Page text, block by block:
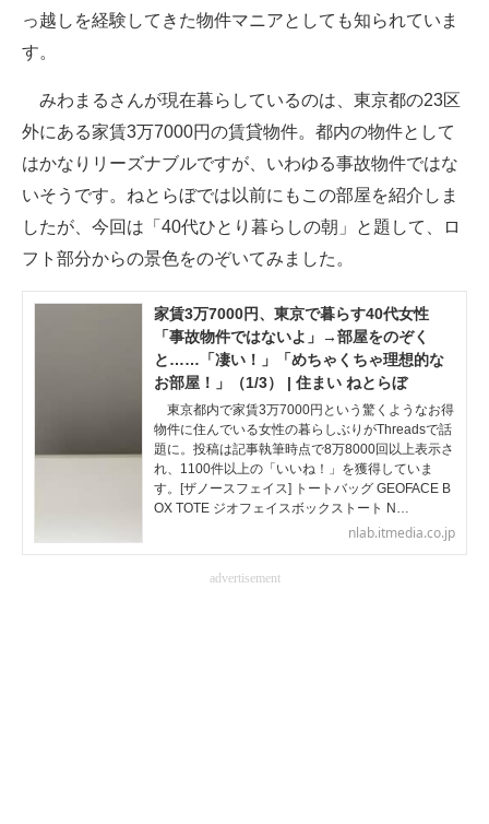
っ越しを経験してきた物件マニアとしても知られていま
す。
みわまるさんが現在暮らしているのは、東京都の23区
外にある家賃3万7000円の賃貸物件。都内の物件として
はかなりリーズナブルですが、いわゆる事故物件ではな
いそうです。ねとらぼでは以前にもこの部屋を紹介しま
したが、今回は「40代ひとり暮らしの朝」と題して、ロ
フト部分からの景色をのぞいてみました。
家賃3万7000円、東京で暮らす40代女性
「事故物件ではないよ」→部屋をのぞく
と……「凄い！」「めちゃくちゃ理想的な
お部屋！」（1/3） | 住まい ねとらぼ
東京都内で家賃3万7000円という驚くようなお得
物件に住んでいる女性の暮らしぶりがThreadsで話
題に。投稿は記事執筆時点で8万8000回以上表示さ
れ、1100件以上の「いいね！」を獲得していま
す。[ザノースフェイス] トートバッグ GEOFACE B
OX TOTE ジオフェイスボックストート N…
nlab.itmedia.co.jp
advertisement